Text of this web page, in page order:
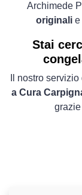
Archimede
originali e
Stai
Il nostro servizio
a Cura